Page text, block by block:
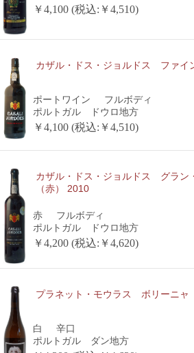
￥4,100 (税込:￥4,510)
カザル・ドス・ジョルドス ファイ
ポートワイン
フルボディ
ポルトガル ドウロ地方
￥4,100 (税込:￥4,510)
カザル・ドス・ジョルドス グラン
（赤） 2010
赤
フルボディ
ポルトガル ドウロ地方
￥4,200 (税込:￥4,620)
プラネット・モウラス ボリーニ
白
辛口
ポルトガル ダン地方